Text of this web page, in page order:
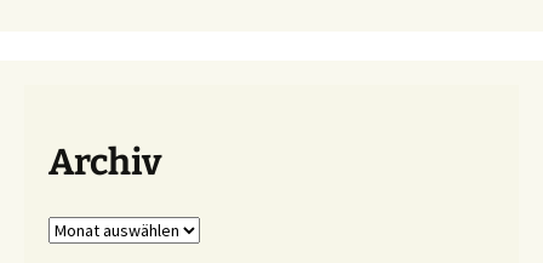
Archiv
Archiv